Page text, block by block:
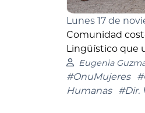
Lunes 17 de
Comunidad
Lingüístico que
Eugenia
#OnuMujeres
Humanas
#Dir.